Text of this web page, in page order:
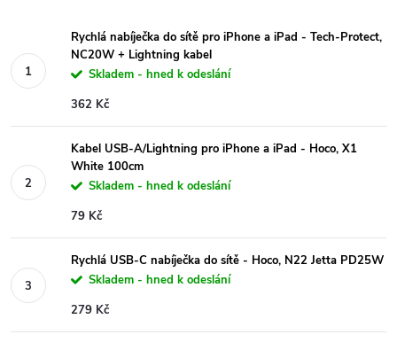
Rychlá nabíječka do sítě pro iPhone a iPad - Tech-Protect,
NC20W + Lightning kabel
Skladem - hned k odeslání
362 Kč
Kabel USB-A/Lightning pro iPhone a iPad - Hoco, X1
White 100cm
Skladem - hned k odeslání
79 Kč
Rychlá USB-C nabíječka do sítě - Hoco, N22 Jetta PD25W
Skladem - hned k odeslání
279 Kč